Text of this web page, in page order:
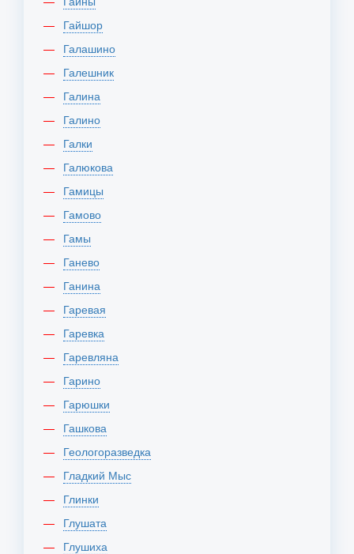
Гайшор
Галашино
Галешник
Галина
Галино
Галки
Галюкова
Гамицы
Гамово
Гамы
Ганево
Ганина
Гаревая
Гаревка
Гаревляна
Гарино
Гарюшки
Гашкова
Геологоразведка
Гладкий Мыс
Глинки
Глушата
Глушиха